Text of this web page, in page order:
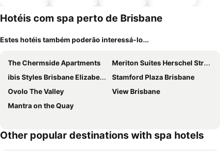
mento
Hotéis com spa perto de Brisbane
Estes hotéis também poderão interessá-lo...
The Chermside Apartments
Meriton Suites Herschel Street, Brisbane
ibis Styles Brisbane Elizabeth Street
Stamford Plaza Brisbane
Ovolo The Valley
View Brisbane
Mantra on the Quay
Other popular destinations with spa hotels